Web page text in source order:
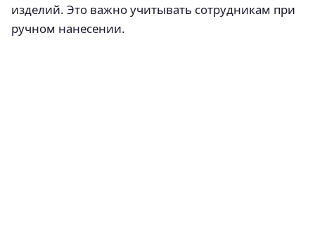
изделий. Это важно учитывать сотрудникам при
ручном нанесении.